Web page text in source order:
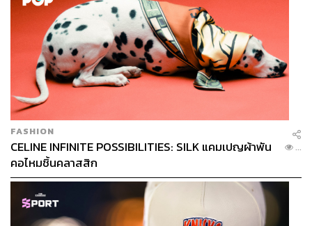
FASHION
CELINE INFINITE POSSIBILITIES: SILK แคมเปญผ้าพัน
คอไหมชิ้นคลาสสิก
...